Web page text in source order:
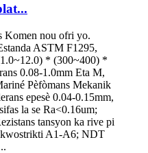
Komen nou ofri yo.
ASTM F1295,
* (300~400) *
0.08-1.0mm Eta M,
Pèfòmans Mekanik
epesè 0.04-0.15mm,
la se Ra<0.16um;
tansyon ka rive pi
A1-A6; NDT